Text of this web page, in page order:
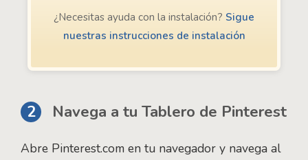
¿Necesitas ayuda con la instalación? Sigue
nuestras instrucciones de instalación
2 Navega a tu Tablero de Pinterest
Abre Pinterest.com en tu navegador y navega al